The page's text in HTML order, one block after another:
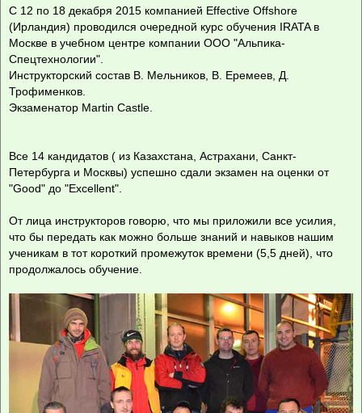
С 12 по 18 декабря 2015 компанией Effective Offshore
(Ирландия) проводился очередной курс обучения IRATA в
Москве в учебном центре компании ООО "Альпика-
Спецтехнологии".
Инструкторский состав В. Мельников, В. Еремеев, Д.
Трофименков.
Экзаменатор Martin Castle.
Все 14 кандидатов ( из Казахстана, Астрахани, Санкт-
Петербурга и Москвы) успешно сдали экзамен на оценки от
"Good" до "Excellent".
От лица инструкторов говорю, что мы приложили все усилия,
что бы передать как можно больше знаний и навыков нашим
ученикам в тот короткий промежуток времени (5,5 дней), что
продолжалось обучение.